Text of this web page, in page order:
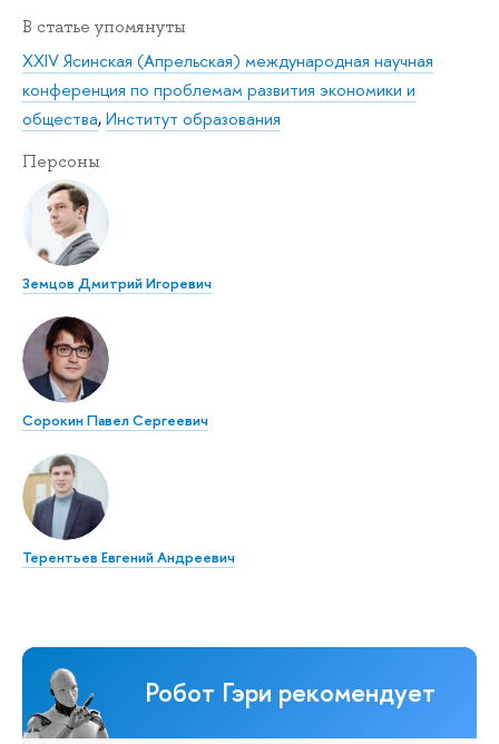
В статье упомянуты
XXIV Ясинская (Апрельская) международная научная
конференция по проблемам развития экономики и
общества,Институт образования
Персоны
Земцов Дмитрий Игоревич
Сорокин Павел Сергеевич
Терентьев Евгений Андреевич
Робот Гэри рекомендует